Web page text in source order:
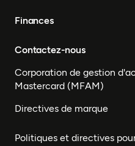
Finances
Contactez-nous
Corporation de gestion
Mastercard (MFAM)
Directives de marque
Politiques et directives